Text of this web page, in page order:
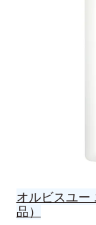
オルビスユー
品）